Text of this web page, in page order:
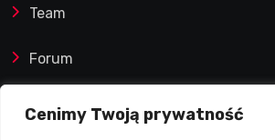
Cenimy Twoją prywatność
Team
Forum
Reklamy i współprace